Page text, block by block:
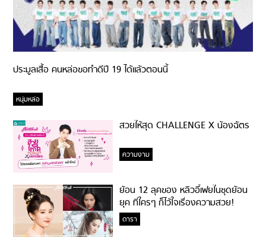
ประมูลเสื้อ คนหล่อขอทำดีปี 19 ได้แล้วตอนนี้
หนุ่มหล่อ
สวยให้สุด CHALLENGE X น้องฉัตร
ความงาม
ย้อน 12 ลุคของ หลิวอี้เฟยในชุดย้อน
ยุค ที่ใครๆ ก็ไว้ใจเรื่องความสวย!
ดารา